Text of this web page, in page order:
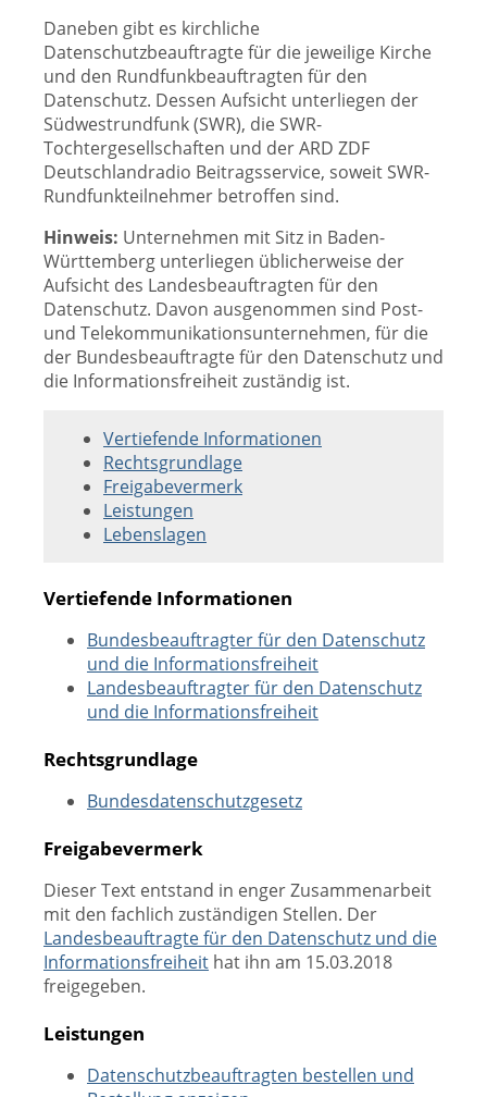
Daneben gibt es kirchliche
Datenschutzbeauftragte für die jeweilige Kirche
und den Rundfunkbeauftragten für den
Datenschutz. Dessen Aufsicht unterliegen der
Südwestrundfunk (SWR), die SWR-
Tochtergesellschaften und der ARD ZDF
Deutschlandradio Beitragsservice, soweit SWR-
Rundfunkteilnehmer betroffen sind.
Hinweis: Unternehmen mit Sitz in Baden-
Württemberg unterliegen üblicherweise der
Aufsicht des Landesbeauftragten für den
Datenschutz. Davon ausgenommen sind Post-
und Telekommunikationsunternehmen, für die
der Bundesbeauftragte für den Datenschutz und
die Informationsfreiheit zuständig ist.
Vertiefende Informationen
Rechtsgrundlage
Freigabevermerk
Leistungen
Lebenslagen
Vertiefende Informationen
Bundesbeauftragter für den Datenschutz
und die Informationsfreiheit
Landesbeauftragter für den Datenschutz
und die Informationsfreiheit
Rechtsgrundlage
Bundesdatenschutzgesetz
Freigabevermerk
Dieser Text entstand in enger Zusammenarbeit
mit den fachlich zuständigen Stellen. Der
Landesbeauftragte für den Datenschutz und die
Informationsfreiheit hat ihn am 15.03.2018
freigegeben.
Leistungen
Datenschutzbeauftragten bestellen und